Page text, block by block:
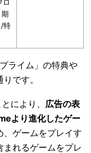
ロ
特
ライム」の特典や
です。
により、 広告の表
より進化したゲー
、ゲームをプレイす
まれるゲームをプレ